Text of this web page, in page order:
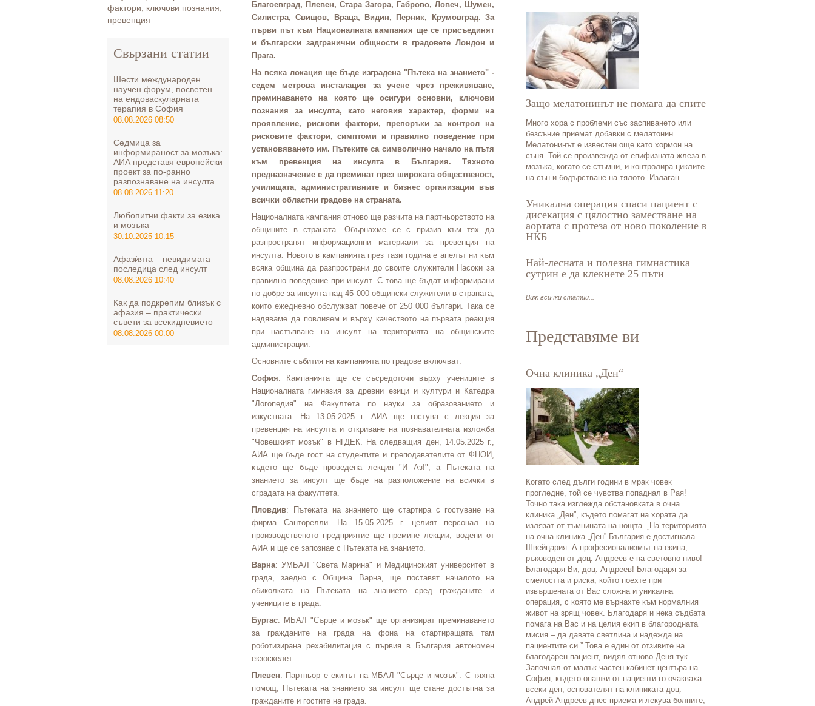
Благоевград, Плевен, Стара Загора, Габрово, Ловеч, Шумен,
Силистра, Свищов, Враца, Видин, Перник, Крумовград. За
първи път към Националната кампания ще се присъединят
и български задгранични общности в градовете Лондон и
Прага.
На всяка локация ще бъде изградена "Пътека на знанието" -
седем метрова инсталация за учене чрез преживяване,
преминаването на която ще осигури основни, ключови
познания за инсулта, като неговия характер, форми на
проявление, рискови фактори, препоръки за контрол на
рисковите фактори, симптоми и правилно поведение при
установяването им. Пътеките са символично начало на пътя
към превенция на инсулта в България. Тяхното
предназначение е да преминат през широката общественост,
училищата, административните и бизнес организации във
всички областни градове на страната.
Националната кампания отново ще разчита на партньорството на
общините в страната. Обърнахме се с призив към тях да
разпространят информационни материали за превенция на
инсулта. Новото в кампанията през тази година е апелът ни към
всяка община да разпространи до своите служители Насоки за
правилно поведение при инсулт. С това ще бъдат информирани
по-добре за инсулта над 45 000 общински служители в страната,
които ежедневно обслужват повече от 250 000 българи. Така се
надяваме да повлияем и върху качеството на първата реакция
при настъпване на инсулт на територията на общинските
администрации.
Основните събития на кампанията по градове включват:
София: Кампанията ще се съсредоточи върху учениците в
Националната гимназия за древни езици и култури и Катедра
"Логопедия" на Факултета по науки за образованието и
изкуствата. На 13.05.2025 г. АИА ще гостува с лекция за
превенция на инсулта и откриване на познавателната изложба
"Човешкият мозък" в НГДЕК. На следващия ден, 14.05.2025 г.,
АИА ще бъде гост на студентите и преподавателите от ФНОИ,
където ще бъде проведена лекция "И Аз!", а Пътеката на
знанието за инсулт ще бъде на разположение на всички в
сградата на факултета.
Пловдив: Пътеката на знанието ще стартира с гостуване на
фирма Санторелли. На 15.05.2025 г. целият персонал на
производственото предприятие ще премине лекции, водени от
АИА и ще се запознае с Пътеката на знанието.
Варна: УМБАЛ "Света Марина" и Медицинският университет в
града, заедно с Община Варна, ще поставят началото на
обиколката на Пътеката на знанието сред гражданите и
учениците в града.
Бургас: МБАЛ "Сърце и мозък" ще организират преминаването
за гражданите на града на фона на стартиращата там
роботизирана рехабилитация с първия в България автономен
екзоскелет.
Плевен: Партньор е екипът на МБАЛ "Сърце и мозък". С тяхна
помощ, Пътеката на знанието за инсулт ще стане достъпна за
гражданите и гостите на града.
фактори
ключови познания
превенция
Свързани статии
Шести международен
научен форум, посветен
на ендоваскуларната
терапия в София
08.08.2026 08:50
Седмица за
информираност за мозъка:
АИА представя европейски
проект за по-ранно
разпознаване на инсулта
08.08.2026 11:20
Любопитни факти за езика
и мозъка
30.10.2025 10:15
Афазѝята – невидимата
последица след инсулт
08.08.2026 10:40
Как да подкрепим близък с
афазия – практически
съвети за всекидневието
08.08.2026 00:00
Защо мелатонинът не помага да спите
Много хора с проблеми със заспиването или
безсъние приемат добавки с мелатонин.
Мелатонинът е известен още като хормон на
съня. Той се произвежда от епифизната жлеза в
мозъка, когато се стъмни, и контролира циклите
на сън и бодърстване на тялото. Излаган
Уникална операция спаси пациент с
дисекация с цялостно заместване на
аортата с протеза от ново поколение в
НКБ
Най-лесната и полезна гимнастика
сутрин е да клекнете 25 пъти
Виж всички статии...
Представяме ви
Очна клиника „Ден“
Когато след дълги години в мрак човек
прогледне, той се чувства попаднал в Рая!
Точно така изглежда обстановката в очна
клиника „Ден”, където помагат на хората да
излязат от тъмнината на нощта. „На територията
на очна клиника „Ден” България е достигнала
Швейцария. А професионализмът на екипа,
ръководен от доц. Андреев е на световно ниво!
Благодаря Ви, доц. Андреев! Благодаря за
смелостта и риска, който поехте при
извършената от Вас сложна и уникална
операция, с която ме върнахте към нормалния
живот на зрящ човек. Благодаря и нека съдбата
помага на Вас и на целия екип в благородната
мисия – да давате светлина и надежда на
пациентите си.” Това е един от отзивите на
благодарен пациент, видял отново Деня тук.
Започнал от малък частен кабинет центъра на
София, където опашки от пациенти го очакваха
всеки ден, основателят на клиниката доц.
Андрей Андреев днес приема и лекува болните,